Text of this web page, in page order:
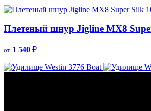
Плетеный шнур Jigline MX8
от 1 540 ₽